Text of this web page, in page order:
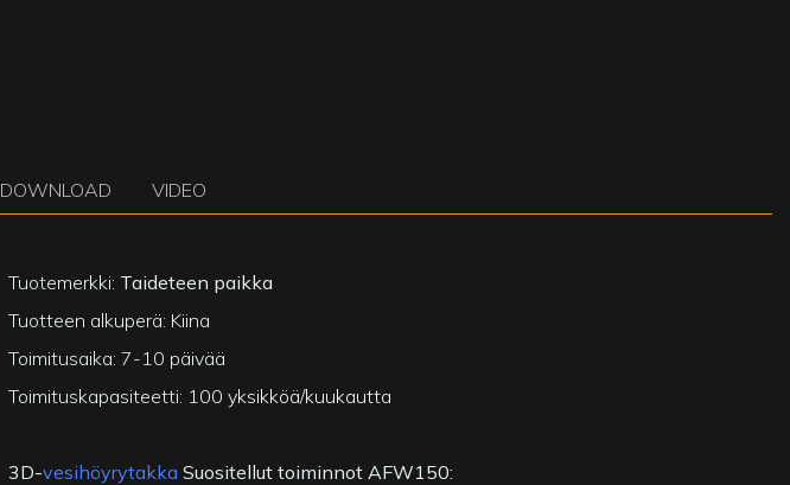
DOWNLOAD VIDEO
Tuotemerkki: Taideteen paikka
Tuotteen alkuperä: Kiina
Toimitusaika: 7-10 päivää
Toimituskapasiteetti: 100 yksikköä/kuukautta
3D-vesihöyrytakka Suositellut toiminnot AFW150: